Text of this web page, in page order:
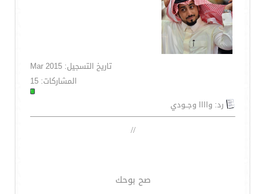
تاريخ التسجيل: Mar 2015
المشاركات: 15
رد: واااا وجــودي
//
صح بوحك